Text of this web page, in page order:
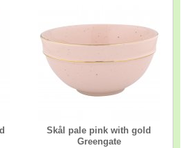
Skål pale pink with gold
Greengate